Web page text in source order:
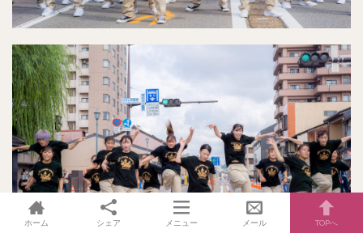
ホーム シェア メニュー メール TOPへ